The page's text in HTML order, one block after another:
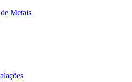
Metais